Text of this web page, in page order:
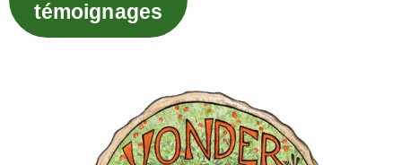
témoignages